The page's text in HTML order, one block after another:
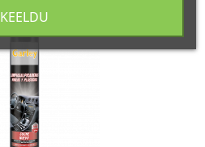
KEELDU